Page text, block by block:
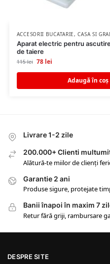
ACCESORII BUCATARIE,CASA SI
Aparat electric pentru
de taiere
115lei 78 lei
Adaugă în coș
Livrare 1-2 zile
200.000+ Clienti
Alătură-te miilor de clienți
Garantie 2 ani
Produse sigure, protejate
Banii înapoi în maxim 7
Retur fără griji, rambursare
DESPRE SITE